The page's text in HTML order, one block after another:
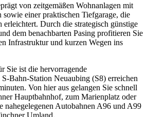
von zeitgemäßen Wohnanlagen mit
sowie einer praktischen Tiefgarage, die
erleichtert. Durch die strategisch günstige
dem benachbarten Pasing profitieren Sie
Infrastruktur und kurzen Wegen ins
Sie ist die hervorragende
Bahn-Station Neuaubing (S8) erreichen
Von hier aus gelangen Sie schnell
Hauptbahnhof, zum Marienplatz oder
nahegelegenen Autobahnen A96 und A99
Umland.